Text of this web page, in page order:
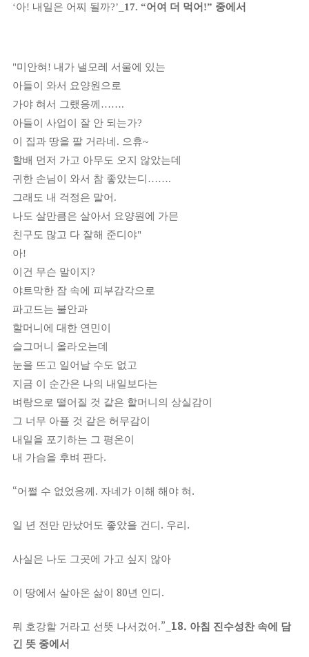
‘아! 내일은 어찌 될까?’_ 17. “어여 더 먹어!” 중에서
"미안혀! 내가 낼모레 서울에 있는
아들이 와서 요양원으로
가야 혀서 그랬응께…….
아들이 사업이 잘 안 되는가?
이 집과 땅을 팔 거라네. 으휴~
할배 먼저 가고 아무도 오지 않았는데
귀한 손님이 와서 참 좋았는디…….
그래도 내 걱정은 말어.
나도 살만큼은 살아서 요양원에 가믄
친구도 많고 다 잘해 준디야"
아!
이건 무슨 말이지?
야트막한 잠 속에 피부감각으로
파고드는 불안과
할머니에 대한 연민이
슬그머니 올라오는데
눈을 뜨고 일어날 수도 없고
지금 이 순간은 나의 내일보다는
벼랑으로 떨어질 것 같은 할머니의 상실감이
그 너무 아플 것 같은 허무감이
내일을 포기하는 그 평온이
내 가슴을 후벼 판다.
“어쩔 수 없었응께. 자네가 이해 해야 혀.
일 년 전만 만났어도 좋았을 건디. 우리.
사실은 나도 그곳에 가고 싶지 않아
이 땅에서 살아온 삶이 80년 인디.
뭐 호강할 거라고 선뜻 나서겄어.”_ 18. 아침 진수성찬 속에 담
긴 뜻 중에서